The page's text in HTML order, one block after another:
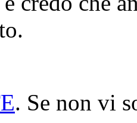
. Se non vi